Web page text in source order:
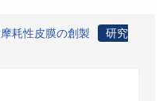
耗性皮膜の創製
研究